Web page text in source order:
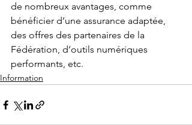
de nombreux avantages, comme
bénéficier d’une assurance adaptée,
des offres des partenaires de la
Fédération, d’outils numériques
performants, etc.
Information